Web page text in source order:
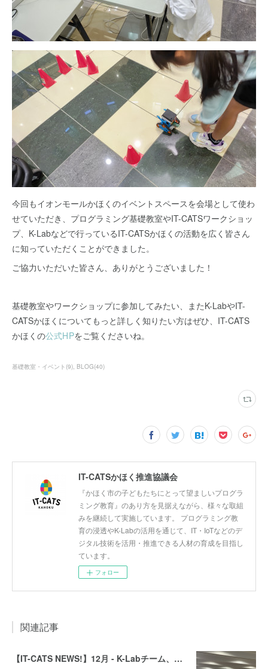
今回もイオンモールかほくのイベントスペースを会場として使わ
せていただき、プログラミング基礎教室やIT-CATSワークショッ
プ、K-Labなどで行っているIT-CATSかほくの活動を広く皆さん
に知っていただくことができました。
ご協力いただいた皆さん、ありがとうございました！
基礎教室やワークショップに参加してみたい、またK-LabやIT-
CATSかほくについてもっと詳しく知りたい方はぜひ、IT-CATS
かほくの公式HPをご覧くださいね。
基礎教室・イベント (9) BLOG(40)
IT-CATSかほく推進協議会
『かほく市の子どもたちにとって望ましいプログラ
ミング教育』のあり方を見据えながら、様々な取組
みを継続して実施しています。 プログラミング教
育の浸透やK-Labの活用を通じて、IT・IoTなどのデ
ジタル技術を活用・推進できる人材の育成を目指し
ています。
フォロー
関連記事
【IT-CATS NEWS!】12月 - K-Labチーム、第6回加能ガニロボコンに参戦！